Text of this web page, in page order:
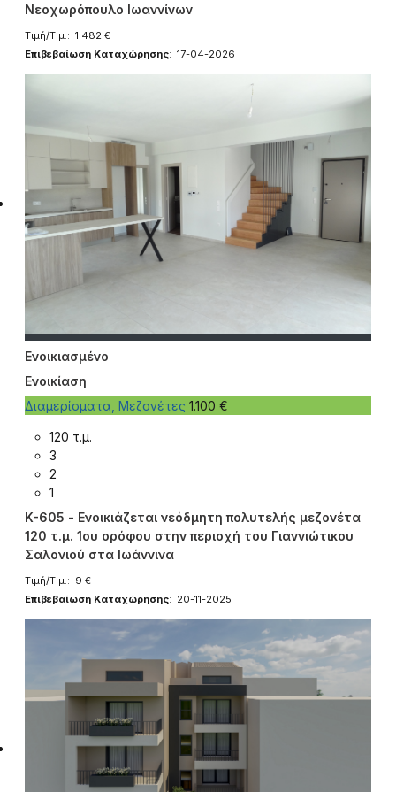
Νεοχωρόπουλο Ιωαννίνων
Τιμή/Τ.μ.: 1.482 €
Επιβεβαίωση Καταχώρησης: 17-04-2026
Ενοικιασμένο
Ενοικίαση
Διαμερίσματα, Μεζονέτες 1.100 €
120 τ.μ.
3
2
1
K-605 - Ενοικιάζεται νεόδμητη πολυτελής μεζονέτα
120 τ.μ. 1ου ορόφου στην περιοχή του Γιαννιώτικου
Σαλονιού στα Ιωάννινα
Τιμή/Τ.μ.: 9 €
Επιβεβαίωση Καταχώρησης: 20-11-2025